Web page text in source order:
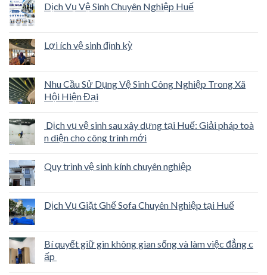
Dịch Vụ Vệ Sinh Chuyên Nghiệp Huế
Lợi ích vệ sinh định kỳ
Nhu Cầu Sử Dụng Vệ Sinh Công Nghiệp Trong Xã
Hội Hiện Đại
Dịch vụ vệ sinh sau xây dựng tại Huế: Giải pháp toà
n diện cho công trình mới
Quy trình vệ sinh kính chuyên nghiệp
Dịch Vụ Giặt Ghế Sofa Chuyên Nghiệp tại Huế
Bí quyết giữ gìn không gian sống và làm việc đẳng c
ấp